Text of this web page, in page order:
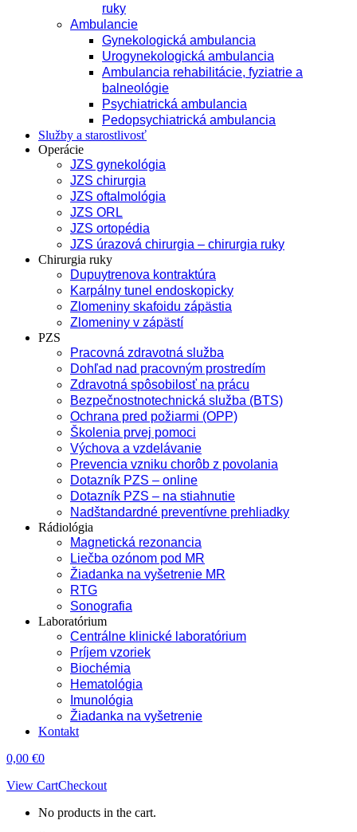
ruky
Ambulancie
Gynekologická ambulancia
Urogynekologická ambulancia
Ambulancia rehabilitácie, fyziatrie a
balneológie
Psychiatrická ambulancia
Pedopsychiatrická ambulancia
Služby a starostlivosť
Operácie
JZS gynekológia
JZS chirurgia
JZS oftalmológia
JZS ORL
JZS ortopédia
JZS úrazová chirurgia – chirurgia ruky
Chirurgia ruky
Dupuytrenova kontraktúra
Karpálny tunel endoskopicky
Zlomeniny skafoidu zápästia
Zlomeniny v zápästí
PZS
Pracovná zdravotná služba
Dohľad nad pracovným prostredím
Zdravotná spôsobilosť na prácu
Bezpečnostnotechnická služba (BTS)
Ochrana pred požiarmi (OPP)
Školenia prvej pomoci
Výchova a vzdelávanie
Prevencia vzniku chorôb z povolania
Dotazník PZS – online
Dotazník PZS – na stiahnutie
Nadštandardné preventívne prehliadky
Rádiológia
Magnetická rezonancia
Liečba ozónom pod MR
Žiadanka na vyšetrenie MR
RTG
Sonografia
Laboratórium
Centrálne klinické laboratórium
Príjem vzoriek
Biochémia
Hematológia
Imunológia
Žiadanka na vyšetrenie
Kontakt
0,00 €0
View CartCheckout
No products in the cart.